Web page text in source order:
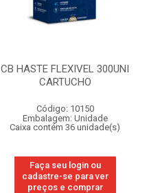
CB HASTE FLEXIVEL 300UNI
CARTUCHO
Código: 10150
Embalagem: Unidade
Caixa contém 36 unidade(s)
Faça seu login ou
cadastre-se para ver
preços e comprar